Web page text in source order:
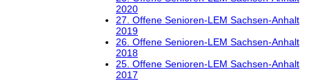
2020
27. Offene Senioren-LEM Sachsen-Anhalt
2019
26. Offene Senioren-LEM Sachsen-Anhalt
2018
25. Offene Senioren-LEM Sachsen-Anhalt
2017